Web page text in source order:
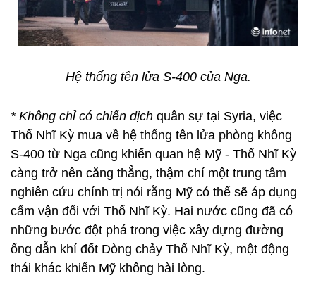
Hệ thống tên lửa S-400 của Nga.
* Không chỉ có chiến dịch quân sự tại Syria, việc
Thổ Nhĩ Kỳ mua về hệ thống tên lửa phòng không
S-400 từ Nga cũng khiến quan hệ Mỹ - Thổ Nhĩ Kỳ
càng trở nên căng thẳng, thậm chí một trung tâm
nghiên cứu chính trị nói rằng Mỹ có thể sẽ áp dụng
cấm vận đối với Thổ Nhĩ Kỳ. Hai nước cũng đã có
những bước đột phá trong việc xây dựng đường
ống dẫn khí đốt Dòng chảy Thổ Nhĩ Kỳ, một động
thái khác khiến Mỹ không hài lòng.